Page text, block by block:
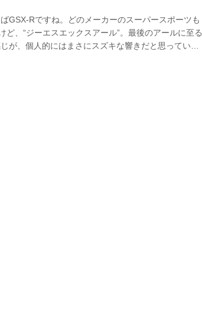
GSX-Rですね。どのメーカーのスーパースポーツも
ど、“ジーエスエックスアール”。最後のアールに至る
が、個人的にはまさにスズキな響きだと思っていま